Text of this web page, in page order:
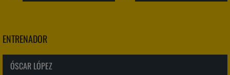
ENTRENADOR
ÓSCAR LÓPEZ